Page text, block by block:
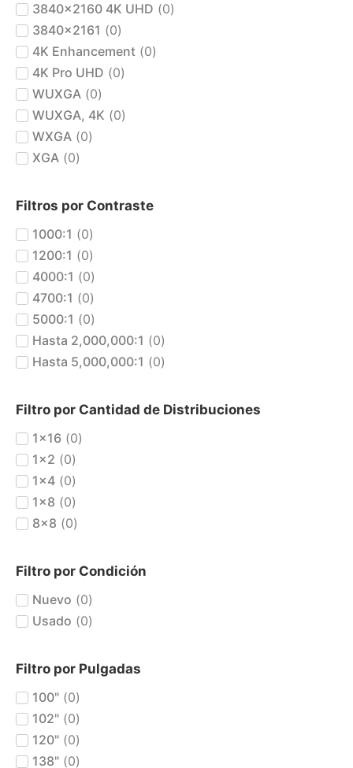
3840x2160 4K UHD (0)
3840x2161 (0)
4K Enhancement (0)
4K Pro UHD (0)
WUXGA (0)
WUXGA, 4K (0)
WXGA (0)
XGA (0)
Filtros por Contraste
1000:1 (0)
1200:1 (0)
4000:1 (0)
4700:1 (0)
5000:1 (0)
Hasta 2,000,000:1 (0)
Hasta 5,000,000:1 (0)
Filtro por Cantidad de Distribuciones
1x16 (0)
1x2 (0)
1x4 (0)
1x8 (0)
8x8 (0)
Filtro por Condición
Nuevo (0)
Usado (0)
Filtro por Pulgadas
100" (0)
102" (0)
120" (0)
138" (0)